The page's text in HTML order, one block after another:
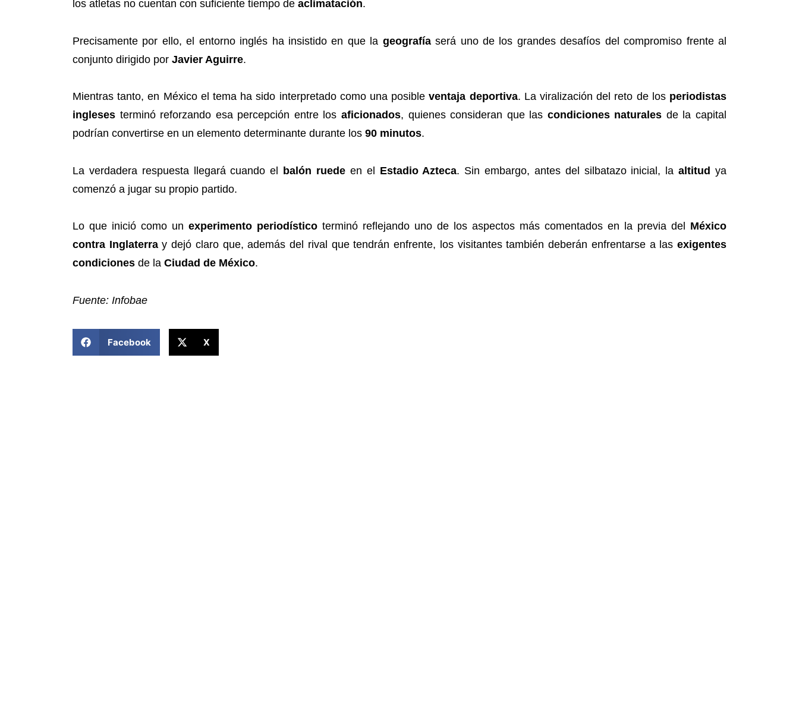
los atletas no cuentan con suficiente tiempo de aclimatación.
Precisamente por ello, el entorno inglés ha insistido en que la geografíaserá uno de los grandes desafíos del compromiso frente al
conjunto dirigido por Javier Aguirre.
Mientras tanto, en México el tema ha sido interpretado como una posibleventaja deportiva. La viralización del reto de los periodistas
ingleses terminó reforzando esa percepción entre los aficionados, quienes consideran que las condiciones naturales de la capital
podrían convertirse en un elemento determinante durante los 90 minutos.
La verdadera respuesta llegará cuando el balón ruedeen el Estadio Azteca. Sin embargo, antes del silbatazo inicial, laaltitud ya
comenzó a jugar su propio partido.
Lo que inició como un experimento periodístico terminó reflejando uno de los aspectos más comentados en la previa del México
contra Inglaterray dejó claro que, además del rival que tendrán enfrente, los visitantes también deberán enfrentarse a lasexigentes
condiciones de la Ciudad de México.
Fuente: Infobae
Facebook X